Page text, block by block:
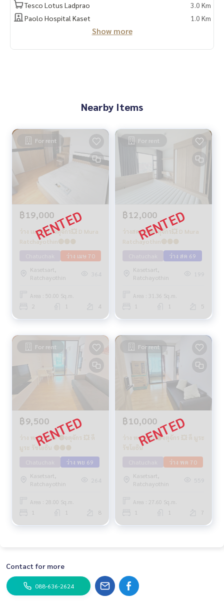
Tesco Lotus Ladprao
3.0 Km
Paolo Hospital Kaset
1.0 Km
Show more
Nearby Items
For rent
฿19,000
ว่าง เมษ 70 าจตุจักร💥 D Mura
Ratchayothin🔴🟢🟡
ว่าง เมษ 70
Kasetsart,
Ratchayothin
364
Area : 50.00 Sq.m.
2 1 4
For rent
฿12,000
ว่างสค.69🔴จตุจักร💥 D Mura
Ratchayothin🔴🟢🟡
ว่าง สค 69
Kasetsart,
Ratchayothin
199
Area : 31.36 Sq.m.
1 1 5
For rent
฿9,500
ว่าง พ.ย. 2569 🔴จตุจักร 💥 ดี
มูระ รัชโยธิน 🔴🟢🟡
ว่าง พย 69
Kasetsart,
Ratchayothin
264
Area : 28.00 Sq.m.
1 1 8
For rent
฿10,000
ว่าง พค2570🟡จตุจักร 💥 ดี มูระ
รัชโยธิน
ว่าง พค 70
Kasetsart,
Ratchayothin
559
Area : 27.60 Sq.m.
1 1 7
Contact for more
088-636-2624